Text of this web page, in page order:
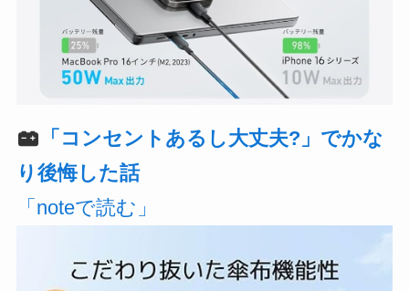
「コンセントあるし大丈夫?」でかな
り後悔した話
「noteで読む」